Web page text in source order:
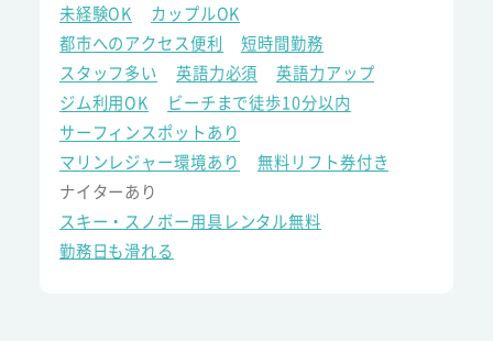
未経験OK
カップルOK
都市へのアクセス便利
短時間勤務
スタッフ多い
英語力必須
英語力アップ
ジム利用OK
ビーチまで徒歩10分以内
サーフィンスポットあり
マリンレジャー環境あり
無料リフト券付き
ナイターあり
スキー・スノボー用具レンタル無料
勤務日も滑れる